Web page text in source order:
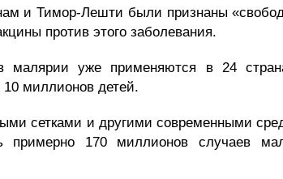
и Тимор-Лешти были признаны
против этого заболевания.
малярии уже
применяются в 24
миллионов детей.
сетками и другими современными
примерно 170 миллионов случаев